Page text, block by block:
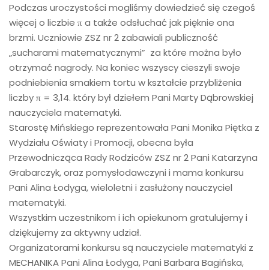
Podczas uroczystości mogliśmy dowiedzieć się czegoś
więcej o liczbie π a także odsłuchać jak pięknie ona
brzmi. Uczniowie ZSZ nr 2 zabawiali publiczność
„sucharami matematycznymi” za które można było
otrzymać nagrody. Na koniec wszyscy cieszyli swoje
podniebienia smakiem tortu w kształcie przybliżenia
liczby π = 3,14. który był dziełem Pani Marty Dąbrowskiej
nauczyciela matematyki.
Starostę Mińskiego reprezentowała Pani Monika Piętka z
Wydziału Oświaty i Promocji, obecna była
Przewodnicząca Rady Rodziców ZSZ nr 2 Pani Katarzyna
Grabarczyk, oraz pomysłodawczyni i mama konkursu
Pani Alina Łodyga, wieloletni i zasłużony nauczyciel
matematyki.
Wszystkim uczestnikom i ich opiekunom gratulujemy i
dziękujemy za aktywny udział.
Organizatorami konkursu są nauczyciele matematyki z
MECHANIKA Pani Alina Łodyga, Pani Barbara Bagińska,